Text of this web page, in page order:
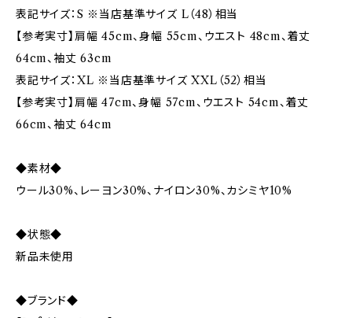
表記サイズ：S ※当店基準サイズ L（48）相当
【参考実寸】肩幅 45cm、身幅 55cm、ウエスト 48cm、着丈
64cm、袖丈 63cm
表記サイズ：XL ※当店基準サイズ XXL（52）相当
【参考実寸】肩幅 47cm、身幅 57cm、ウエスト 54cm、着丈
66cm、袖丈 64cm
◆素材◆
ウール30%、レーヨン30%、ナイロン30%、カシミヤ10%
◆状態◆
新品未使用
◆ブランド◆